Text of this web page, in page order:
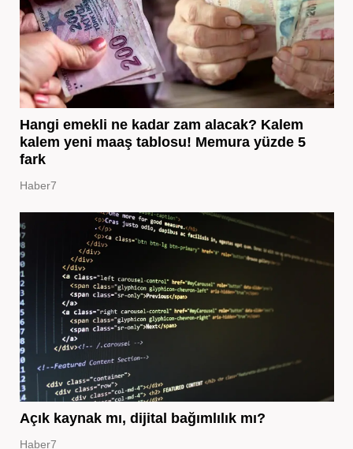
Hangi emekli ne kadar zam alacak? Kalem
kalem yeni maaş tablosu! Memura yüzde 5
fark
Haber7
Açık kaynak mı, dijital bağımlılık mı?
Haber7